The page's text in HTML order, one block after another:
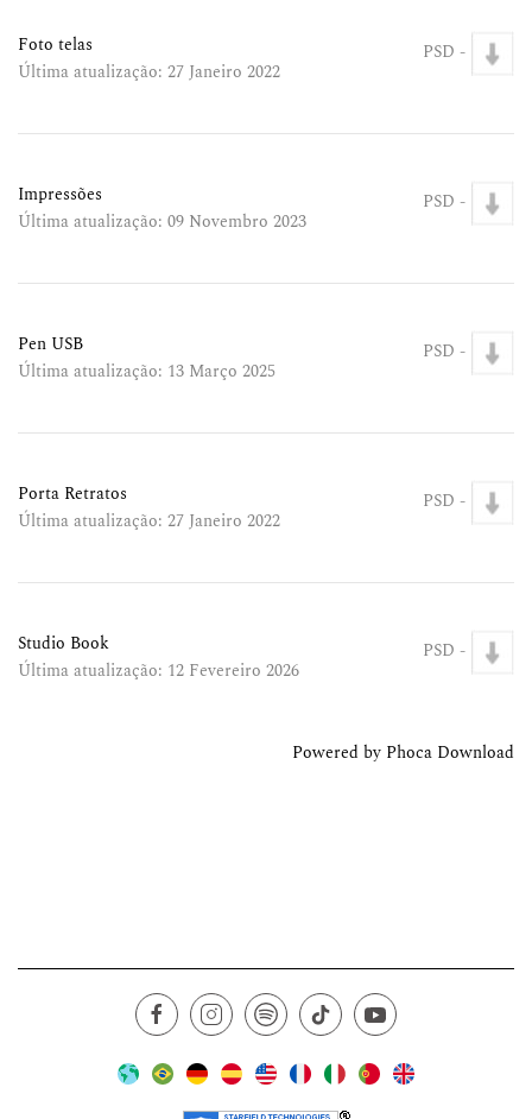
Foto telas
Última atualização: 27 Janeiro 2022
PSD -
Impressões
Última atualização: 09 Novembro 2023
PSD -
Pen USB
Última atualização: 13 Março 2025
PSD -
Porta Retratos
Última atualização: 27 Janeiro 2022
PSD -
Studio Book
Última atualização: 12 Fevereiro 2026
PSD -
Powered by Phoca Download